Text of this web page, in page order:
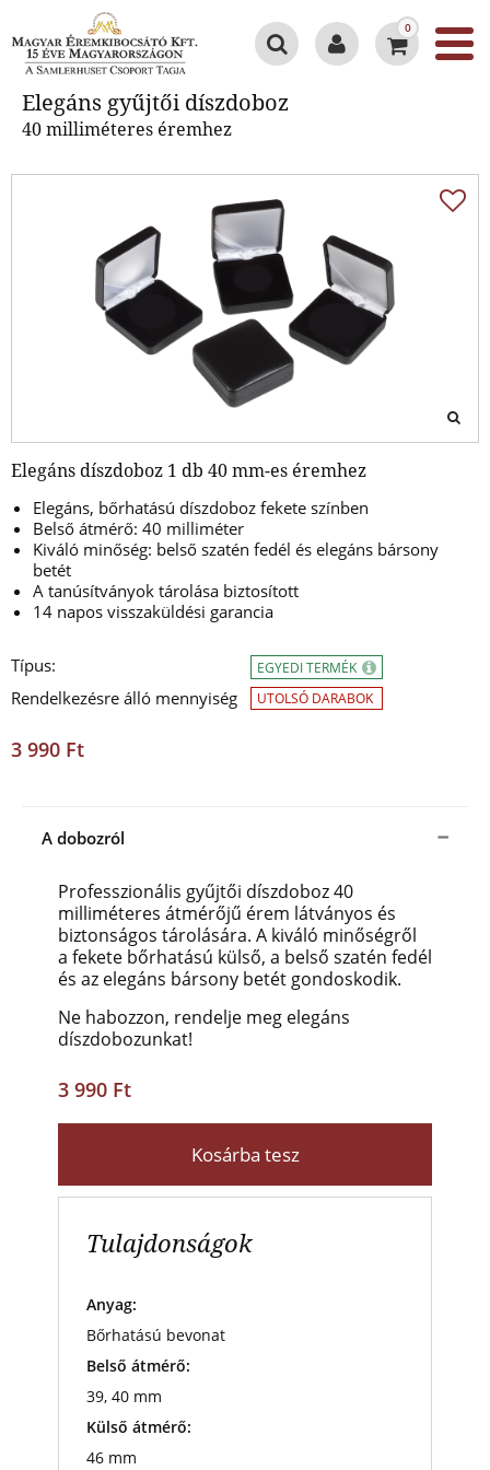
0
Elegáns gyűjtői díszdoboz
40 milliméteres éremhez
Elegáns díszdoboz 1 db 40 mm-es éremhez
Elegáns, bőrhatású díszdoboz fekete színben
Belső átmérő: 40 milliméter
Kiváló minőség: belső szatén fedél és elegáns bársony
betét
A tanúsítványok tárolása biztosított
14 napos visszaküldési garancia
Típus:
Rendelkezésre álló mennyiség
EGYEDI TERMÉK
UTOLSÓ DARABOK
3 990 Ft
A dobozról
Professzionális gyűjtői díszdoboz 40
milliméteres átmérőjű érem látványos és
biztonságos tárolására. A kiváló minőségről
a fekete bőrhatású külső, a belső szatén fedél
és az elegáns bársony betét gondoskodik.
Ne habozzon, rendelje meg elegáns
díszdobozunkat!
3 990 Ft
Kosárba tesz
Tulajdonságok
Anyag:
Bőrhatású bevonat
Belső átmérő:
39, 40 mm
Külső átmérő:
46 mm
Elegáns gyűjtői díszdoboz